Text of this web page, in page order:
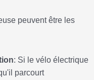
peuvent être les
: Si le vélo électrique
parcourt